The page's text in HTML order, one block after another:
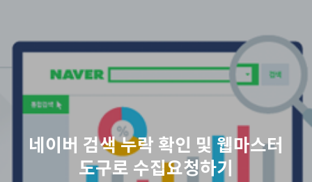
네이버 검색 누락 확인 및 웹마스터
도구로 수집요청하기